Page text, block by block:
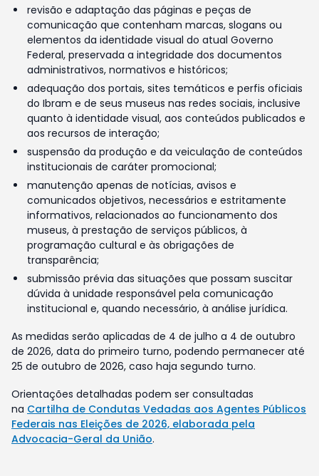
revisão e adaptação das páginas e peças de
comunicação que contenham marcas, slogans ou
elementos da identidade visual do atual Governo
Federal, preservada a integridade dos documentos
administrativos, normativos e históricos;
adequação dos portais, sites temáticos e perfis oficiais
do Ibram e de seus museus nas redes sociais, inclusive
quanto à identidade visual, aos conteúdos publicados e
aos recursos de interação;
suspensão da produção e da veiculação de conteúdos
institucionais de caráter promocional;
manutenção apenas de notícias, avisos e
comunicados objetivos, necessários e estritamente
informativos, relacionados ao funcionamento dos
museus, à prestação de serviços públicos, à
programação cultural e às obrigações de
transparência;
submissão prévia das situações que possam suscitar
dúvida à unidade responsável pela comunicação
institucional e, quando necessário, à análise jurídica.
As medidas serão aplicadas de 4 de julho a 4 de outubro
de 2026, data do primeiro turno, podendo permanecer até
25 de outubro de 2026, caso haja segundo turno.
Orientações detalhadas podem ser consultadas
na Cartilha de Condutas Vedadas aos Agentes Públicos
Federais nas Eleições de 2026, elaborada pela
Advocacia-Geral da União.